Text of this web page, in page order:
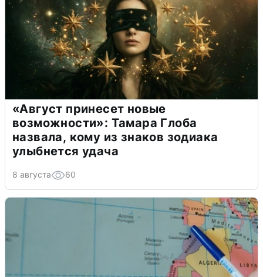
«Август принесет новые
возможности»: Тамара Глоба
назвала, кому из знаков зодиака
улыбнется удача
8 августа 60